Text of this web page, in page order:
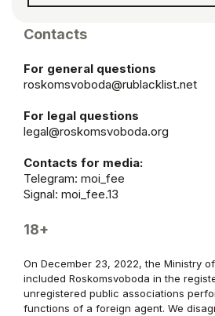
Contacts
For general questions
roskomsvoboda@rublacklist.net
For legal questions
legal@roskomsvoboda.org
Contacts for media:
Telegram: moi_fee
Signal: moi_fee.13
18+
On December 23, 2022, the Ministry
included Roskomsvoboda in the
unregistered public associations
functions of a foreign agent. We